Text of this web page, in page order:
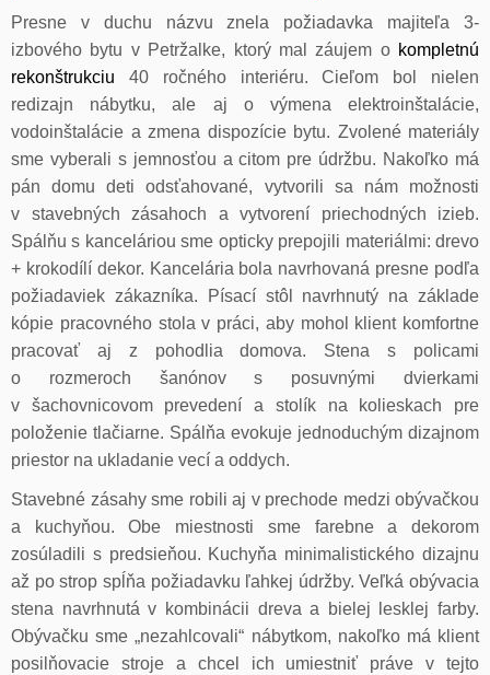
Presne v duchu názvu znela požiadavka majiteľa 3-
izbového bytu v Petržalke, ktorý mal záujem o kompletnú
rekonštrukciu 40 ročného interiéru. Cieľom bol nielen
redizajn nábytku, ale aj o výmena elektroinštalácie,
vodoinštalácie a zmena dispozície bytu. Zvolené materiály
sme vyberali s jemnosťou a citom pre údržbu. Nakoľko má
pán domu deti odsťahované, vytvorili sa nám možnosti
v stavebných zásahoch a vytvorení priechodných izieb.
Spálňu s kanceláriou sme opticky prepojili materiálmi: drevo
+ krokodílí dekor. Kancelária bola navrhovaná presne podľa
požiadaviek zákazníka. Písací stôl navrhnutý na základe
kópie pracovného stola v práci, aby mohol klient komfortne
pracovať aj z pohodlia domova. Stena s policami
o rozmeroch šanónov s posuvnými dvierkami
v šachovnicovom prevedení a stolík na kolieskach pre
položenie tlačiarne. Spálňa evokuje jednoduchým dizajnom
priestor na ukladanie vecí a oddych.
Stavebné zásahy sme robili aj v prechode medzi obývačkou
a kuchyňou. Obe miestnosti sme farebne a dekorom
zosúladili s predsieňou. Kuchyňa minimalistického dizajnu
až po strop spĺňa požiadavku ľahkej údržby. Veľká obývacia
stena navrhnutá v kombinácii dreva a bielej lesklej farby.
Obývačku sme „nezahlcovali“ nábytkom, nakoľko má klient
posilňovacie stroje a chcel ich umiestniť práve v tejto